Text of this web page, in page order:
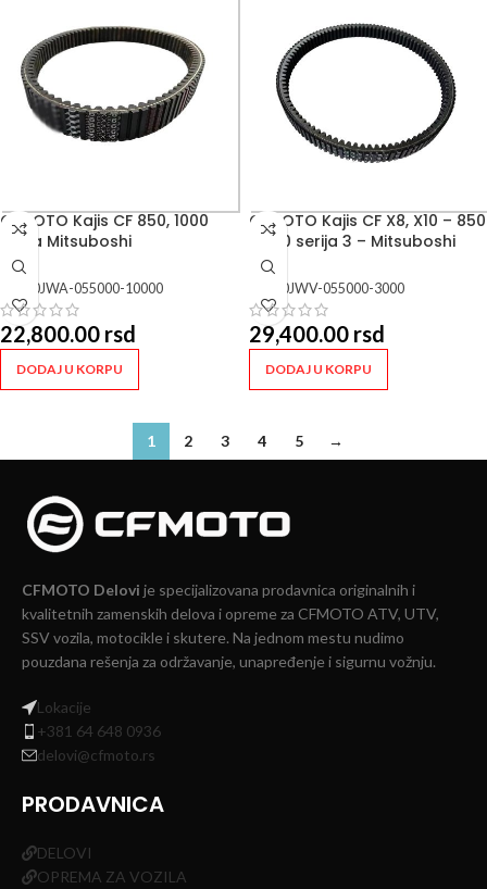
CFMOTO Kajis CF 850, 1000
serija Mitsuboshi
0JWA-055000-10000
22,800.00 rsd
DODAJ U KORPU
CFMOTO Kajis CF X8, X10 – 850
, 1000 serija 3 – Mitsuboshi
0JWV-055000-3000
29,400.00 rsd
DODAJ U KORPU
1 2 3 4 5 →
CFMOTO Delovi je specijalizovana prodavnica originalnih i
kvalitetnih zamenskih delova i opreme za CFMOTO ATV, UTV,
SSV vozila, motocikle i skutere. Na jednom mestu nudimo
pouzdana rešenja za održavanje, unapređenje i sigurnu vožnju.
Lokacije
+381 64 648 0936
delovi@cfmoto.rs
PRODAVNICA
DELOVI
OPREMA ZA VOZILA